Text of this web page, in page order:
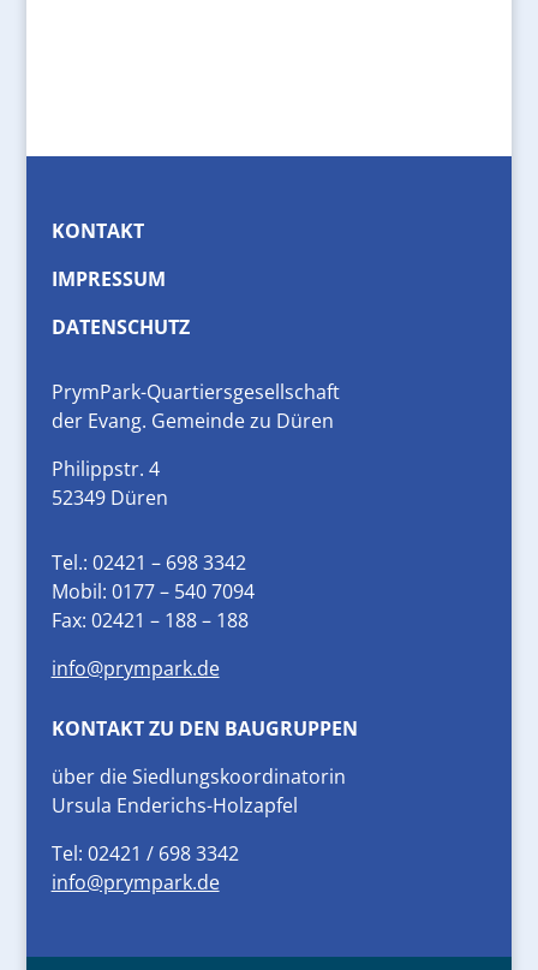
KONTAKT
IMPRESSUM
DATENSCHUTZ
PrymPark-Quartiersgesellschaft
der Evang. Gemeinde zu Düren
Philippstr. 4
52349 Düren
Tel.: 02421 – 698 3342
Mobil: 0177 – 540 7094
Fax: 02421 – 188 – 188
info@prympark.de
KONTAKT ZU DEN BAUGRUPPEN
über die Siedlungskoordinatorin
Ursula Enderichs-Holzapfel
Tel: 02421 / 698 3342
info@prympark.de